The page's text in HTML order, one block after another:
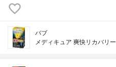
バブ
メディキュア 爽快リカバリー